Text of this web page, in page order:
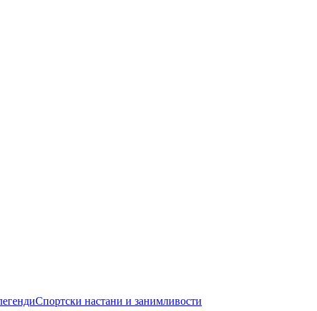
Спортски настани и занимливости